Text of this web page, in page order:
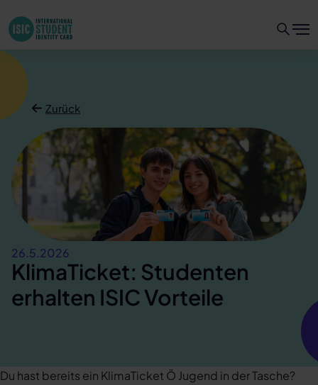
Zurück
26.5.2026
KlimaTicket: Studenten
erhalten ISIC Vorteile
Du hast bereits ein KlimaTicket Ö Jugend in der Tasche?